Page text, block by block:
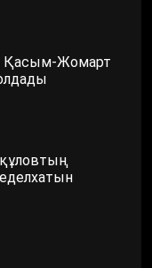
Қасым-Жомарт